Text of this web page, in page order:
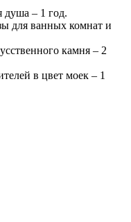
душа – 1 год.
для ванных комнат и
камня – 2
в цвет моек – 1